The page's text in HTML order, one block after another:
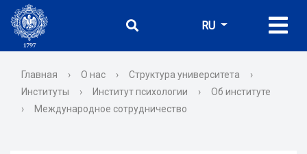
RU
Главная › О нас › Структура университета
›
Институты
› Институт психологии ›
Об институте
›
Международное сотрудничество